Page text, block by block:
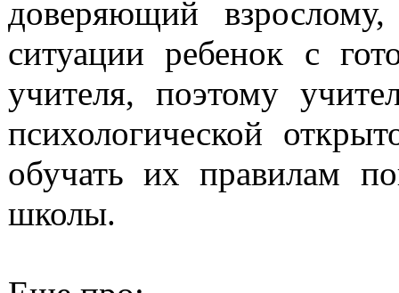
доверяющий
ситуации ребенок с
учителя, поэтому
психологической
обучать их правилам
школы.